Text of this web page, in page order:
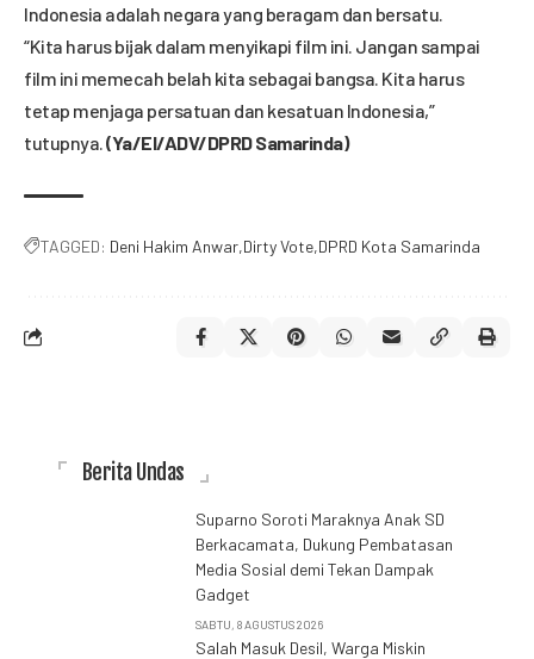
Indonesia adalah negara yang beragam dan bersatu.
“Kita harus bijak dalam menyikapi film ini. Jangan sampai
film ini memecah belah kita sebagai bangsa. Kita harus
tetap menjaga persatuan dan kesatuan Indonesia,”
tutupnya. (Ya/El/ADV/DPRD Samarinda)
TAGGED: Deni Hakim Anwar Dirty Vote DPRD Kota Samarinda
Berita Undas
Suparno Soroti Maraknya Anak SD
Berkacamata, Dukung Pembatasan
Media Sosial demi Tekan Dampak
Gadget
SABTU, 8 AGUSTUS 2026
Salah Masuk Desil, Warga Miskin